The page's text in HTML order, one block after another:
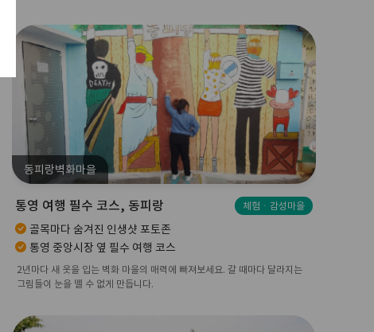
동피랑벽화마을
통영 여행 필수 코스, 동피랑 체험ㆍ감성마을
골목마다 숨겨진 인생샷 포토존
통영 중앙시장 옆 필수 여행 코스
2년마다 새 옷을 입는 벽화 마을의 매력에 빠져보세요. 갈 때마다 달라지는
그림들이 눈을 뗄 수 없게 만듭니다.